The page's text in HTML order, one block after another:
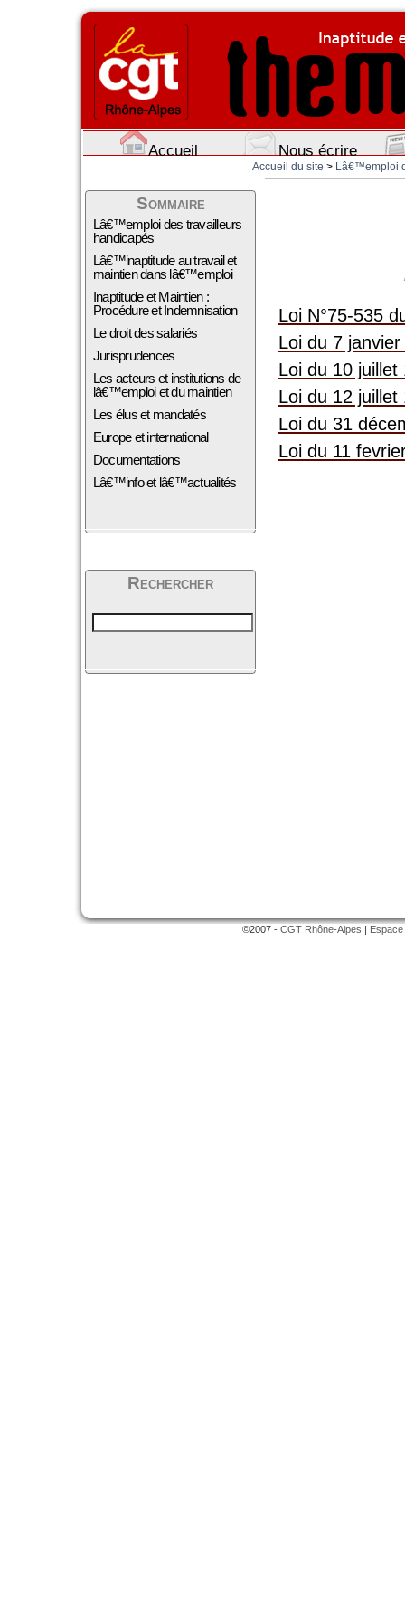
Accueil Nous écrire
Accueil du site > Lâ€™emploi
Sommaire
Lâ€™emploi des travailleurs
handicapés
Lâ€™inaptitude au travail et
maintien dans lâ€™emploi
Inaptitude et Maintien :
Procédure et Indemnisation
Le droit des salariés
Jurisprudences
Les acteurs et institutions de
lâ€™emploi et du maintien
Les élus et mandatés
Europe et international
Documentations
Lâ€™info et lâ€™actualités
Rechercher
Loi N°75-535
Loi du 7
Loi du 10 juillet
Loi du 12 juillet
Loi du 31
Loi du 11
©2007 - CGT Rhône-Alpes |